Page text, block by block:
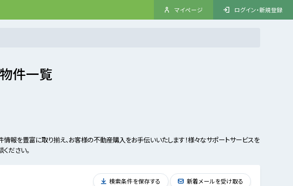
マイページ ログイン・新規登録
件一覧
報を豊富に取り揃え、お客様の不動産購入をお手伝いいたします！様々なサポートサービスを
ださい。
検索条件を保存する 新着メールを受け取る